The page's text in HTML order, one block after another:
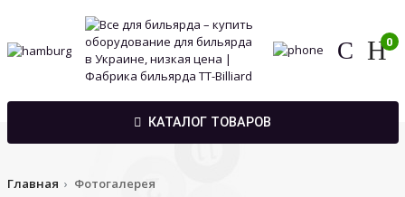
0
КАТАЛОГ ТОВАРОВ
Главная Фотогалерея